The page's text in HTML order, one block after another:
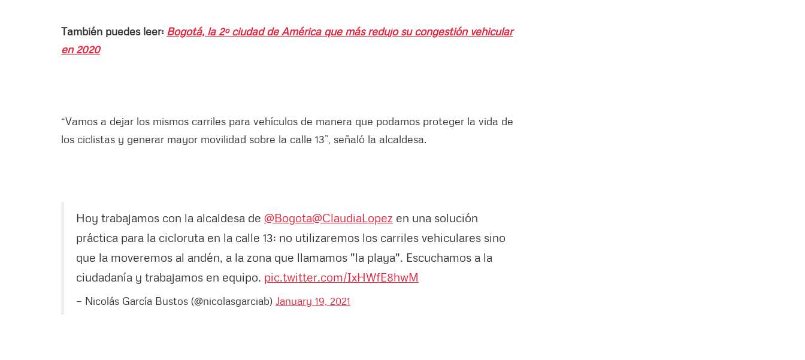
También puedes leer: Bogotá, la 2º ciudad de América que más redujo su congestión vehicular
en 2020
“Vamos a dejar los mismos carriles para vehículos de manera que podamos proteger la vida de
los ciclistas y generar mayor movilidad sobre la calle 13”, señaló la alcaldesa.
Hoy trabajamos con la alcaldesa de @Bogota@ClaudiaLopez en una solución
práctica para la cicloruta en la calle 13: no utilizaremos los carriles vehiculares sino
que la moveremos al andén, a la zona que llamamos "la playa". Escuchamos a la
ciudadanía y trabajamos en equipo. pic.twitter.com/IxHWfE8hwM
— Nicolás García Bustos (@nicolasgarciab) January 19, 2021